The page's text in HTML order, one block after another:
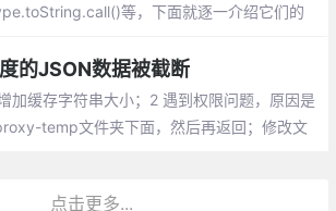
等，下面就逐一介绍它们的
的JSON数据被截断
加缓存字符串大小；2 遇到权限问题，原因是
temp文件夹下面，然后再返回；修改文
点击更多...